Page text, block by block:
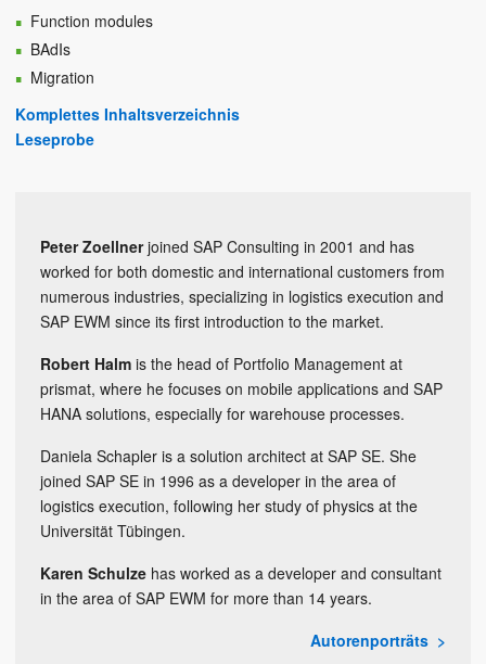
Function modules
BAdIs
Migration
Komplettes Inhaltsverzeichnis
Leseprobe
Peter Zoellnerjoined SAP Consulting in 2001 and has
worked for both domestic and international customers from
numerous industries, specializing in logistics execution and
SAP EWM since its first introduction to the market.
Robert Halm is the head of Portfolio Management at
prismat, where he focuses on mobile applications and SAP
HANA solutions, especially for warehouse processes.
Daniela Schapler is a solution architect at SAP SE. She
joined SAP SE in 1996 as a developer in the area of
logistics execution, following her study of physics at the
Universität Tübingen.
Karen Schulze has worked as a developer and consultant
in the area of SAP EWM for more than 14 years.
Autorenporträts